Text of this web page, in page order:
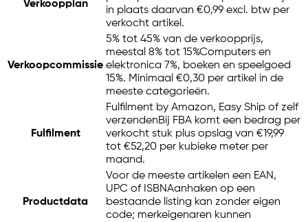
Verkoopplan
in plaats daarvan €0,99 excl. btw per
verkocht artikel.
Verkoopcommissie
5% tot 45% van de verkoopprijs,
meestal 8% tot 15%Computers en
elektronica 7%, boeken en speelgoed
15%. Minimaal €0,30 per artikel in de
meeste categorieën.
Fulfilment
Fulfilment by Amazon, Easy Ship of zelf
verzendenBij FBA komt een bedrag per
verkocht stuk plus opslag van €19,99
tot €52,20 per kubieke meter per
maand.
Productdata
Voor de meeste artikelen een EAN,
UPC of ISBNAanhaken op een
bestaande listing kan zonder eigen
code; merkeigenaren kunnen